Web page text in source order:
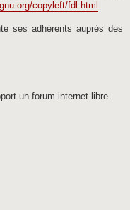
copyleft/fdl.html .
ses adhérents auprès des
un forum internet libre.